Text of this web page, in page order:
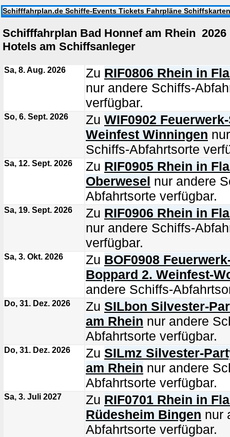
Schifffahrplan.de Schiffe-Events Tickets Fahrpläne Schiffskarten
Schifffahrplan Bad Honnef am Rhein
Hotels am Schiffsanleger
Sa, 8. Aug. 2026 Zu RIF0806 Rhein in
nur andere Schiffs-
verfügbar.
So, 6. Sept. 2026 Zu WIF0902
Weinfest Winningen
Schiffs-Abfahrtsorte
Sa, 12. Sept. 2026 Zu RIF0905 Rhein in
Oberwesel nur andere
Abfahrtsorte verfügbar.
Sa, 19. Sept. 2026 Zu RIF0906 Rhein in
nur andere Schiffs-
verfügbar.
Sa, 3. Okt. 2026 Zu BOF0908
Boppard 2. Weinfest-
andere Schiffs-
Do, 31. Dez. 2026 Zu SILbon Silvester-
am Rhein nur andere
Abfahrtsorte verfügbar.
Do, 31. Dez. 2026 Zu SILmz Silvester-
am Rhein nur andere
Abfahrtsorte verfügbar.
Sa, 3. Juli 2027 Zu RIF0701 Rhein in
Rüdesheim Bingen nur
Abfahrtsorte verfügbar.